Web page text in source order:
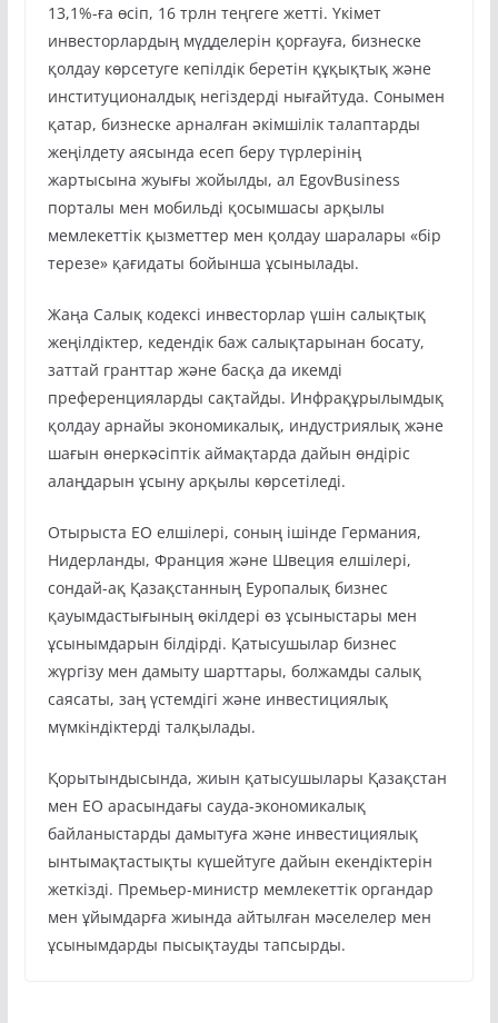
13,1%-ға өсіп, 16 трлн теңгеге жетті. Үкімет
инвесторлардың мүдделерін қорғауға, бизнеске
қолдау көрсетуге кепілдік беретін құқықтық және
институционалдық негіздерді нығайтуда. Сонымен
қатар, бизнеске арналған әкімшілік талаптарды
жеңілдету аясында есеп беру түрлерінің
жартысына жуығы жойылды, ал EgovBusiness
порталы мен мобильді қосымшасы арқылы
мемлекеттік қызметтер мен қолдау шаралары «бір
терезе» қағидаты бойынша ұсынылады.
Жаңа Салық кодексі инвесторлар үшін салықтық
жеңілдіктер, кедендік баж салықтарынан босату,
заттай гранттар және басқа да икемді
преференцияларды сақтайды. Инфрақұрылымдық
қолдау арнайы экономикалық, индустриялық және
шағын өнеркәсіптік аймақтарда дайын өндіріс
алаңдарын ұсыну арқылы көрсетіледі.
Отырыста ЕО елшілері, соның ішінде Германия,
Нидерланды, Франция және Швеция елшілері,
сондай-ақ Қазақстанның Еуропалық бизнес
қауымдастығының өкілдері өз ұсыныстары мен
ұсынымдарын білдірді. Қатысушылар бизнес
жүргізу мен дамыту шарттары, болжамды салық
саясаты, заң үстемдігі және инвестициялық
мүмкіндіктерді талқылады.
Қорытындысында, жиын қатысушылары Қазақстан
мен ЕО арасындағы сауда-экономикалық
байланыстарды дамытуға және инвестициялық
ынтымақтастықты күшейтуге дайын екендіктерін
жеткізді. Премьер-министр мемлекеттік органдар
мен ұйымдарға жиында айтылған мәселелер мен
ұсынымдарды пысықтауды тапсырды.